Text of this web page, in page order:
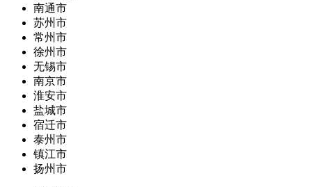
南通市
苏州市
常州市
徐州市
无锡市
南京市
淮安市
盐城市
宿迁市
泰州市
镇江市
扬州市